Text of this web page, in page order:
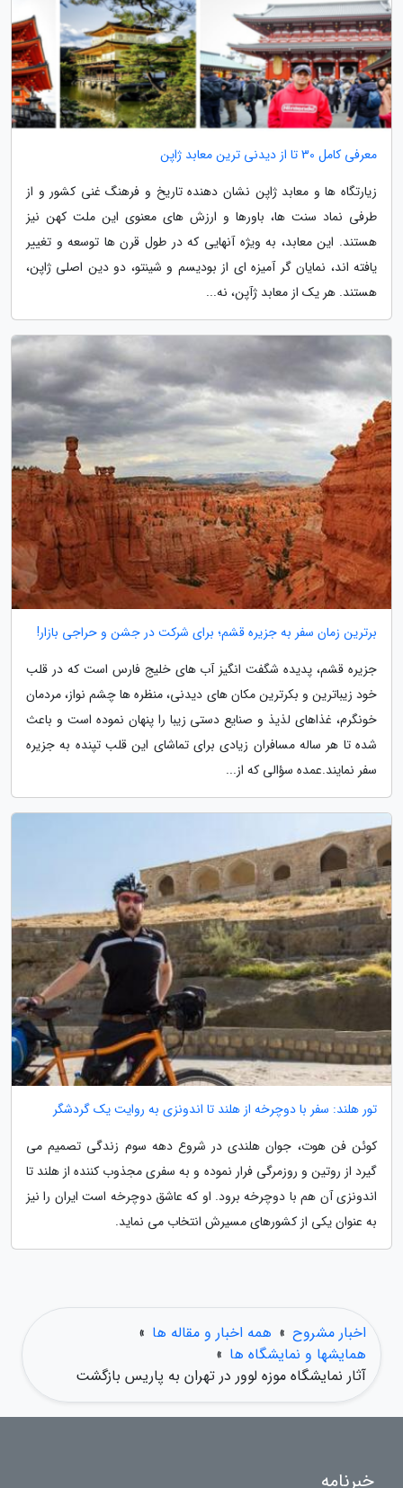
معرفی کامل 30 تا از دیدنی ترین معابد ژاپن
زیارتگاه ها و معابد ژاپن نشان دهنده تاریخ و فرهنگ غنی کشور و از
طرفی نماد سنت ها، باورها و ارزش های معنوی این ملت کهن نیز
هستند. این معابد، به ویژه آنهایی که در طول قرن ها توسعه و تغییر
یافته اند، نمایان گر آمیزه ای از بودیسم و شینتو، دو دین اصلی ژاپن،
هستند. هر یک از معابد ژآپن، نه...
برترین زمان سفر به جزیره قشم؛ برای شرکت در جشن و حراجی بازار!
جزیره قشم، پدیده شگفت انگیز آب های خلیج فارس است که در قلب
خود زیباترین و بکرترین مکان های دیدنی، منظره ها چشم نواز، مردمان
خونگرم، غذاهای لذیذ و صنایع دستی زیبا را پنهان نموده است و باعث
شده تا هر ساله مسافران زیادی برای تماشای این قلب تپنده به جزیره
سفر نمایند.عمده سؤالی که از...
تور هلند: سفر با دوچرخه از هلند تا اندونزی به روایت یک گردشگر
کوئن فن هوت، جوان هلندی در شروع دهه سوم زندگی تصمیم می
گیرد از روتین و روزمرگی فرار نموده و به سفری مجذوب کننده از هلند تا
اندونزی آن هم با دوچرخه برود. او که عاشق دوچرخه است ایران را نیز
به عنوان یکی از کشورهای مسیرش انتخاب می نماید.
اخبار مشروح » همه اخبار و مقاله ها »
همایشها و نمایشگاه ها »
آثار نمایشگاه موزه لوور در تهران به پاریس بازگشت
خبرنامه